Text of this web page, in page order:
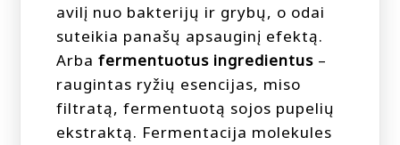
avilį nuo bakterijų ir grybų, o odai
suteikia panašų apsauginį efektą.
Arbafermentuotus ingredientus –
raugintas ryžių esencijas, miso
filtratą, fermentuotą sojos pupelių
ekstraktą. Fermentacija molekules